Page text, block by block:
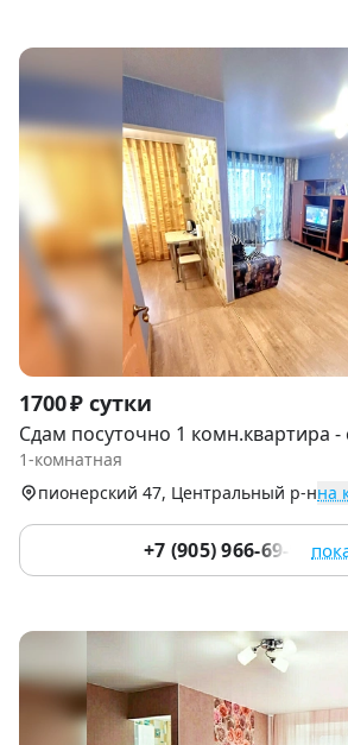
Item
1
of
1700 ₽ сутки
Сдам посуточно 1 комн.квартира -
1-комнатная
пионерский 47, Центральный р-нна
+7 (905) 966-69-97